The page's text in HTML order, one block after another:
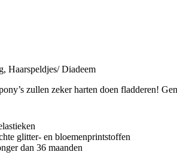
, Haarspeldjes/ Diadeem
zullen zeker harten doen fladderen!
glitter- en bloemenprintstoffen
dan 36 maanden